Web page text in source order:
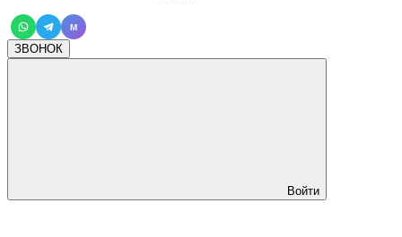
M
ЗВОНОК
Войти